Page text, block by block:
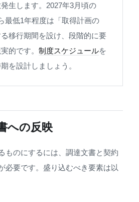
生します。2027年3月頃の
最低1年程度は「取得計画の
移行期間を設け、段階的に要
的です。 制度スケジュールを
を設計しましょう。
への反映
ものにするには、調達文書と契約
必要です。盛り込むべき要素は以